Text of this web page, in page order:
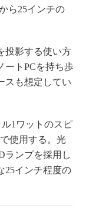
ら25インチの
投影する使い方
ートPCを持ち歩
スも想定してい
1ワットのスピ
使用する。光
ランプを採用し
25インチ程度の